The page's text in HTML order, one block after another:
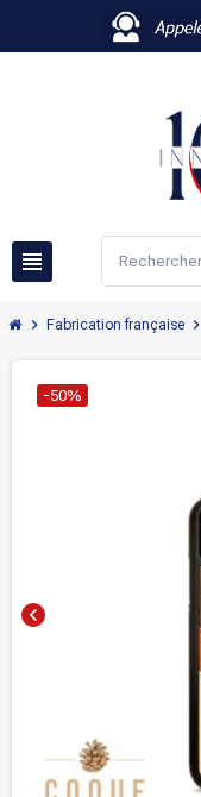
view_headline
chevron_right Fabrication française chevron_right
chevron_left
-50%